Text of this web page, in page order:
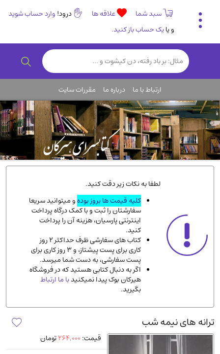
سبد شما علاقه ها درود! وارد حساب شوید
و یایک حساب باز کنید.
تاریخی و فرهنگی
(838)
رمان و داستان ایرانی(307)
روانشناسی(357)
انگلیسی و زبان خارجی(14)
کودکان و نوجوانان(76)
کتب نادر و کمیاب(19)
روانشناسی(112)
طب گیاهی و سنتی(45)
فلسفه و جامعه شناسی(151)
ادبیات و شعر
ادیان و مذاهب
دانشگاهی و آموزشی
اقتصادی، بازاریابی و مالی(56)
پزشکی(140)
کامپیوتر و نرم افزار(13)
ورزشی و تربیت بدنی(34)
ارتباط با ما درباره ما مقررات سایت
لطفا به نکات زیر دقت کنید.
کلیه قیمت ها بروز بودهو میتوانید سریعا
سفارشتان را ثبت و با کمک درگاه پرداخت
اینترنتی پارسیان، هزینه آن را پرداخت
کنید.
کتاب های سفارشی ظرف حداکثر 2 روز
کاری برای پست پیشتاز، و 3 روز کاری برای
پست سفارشی، به دست شما میرسد.
اگر به دنبال کتابی هستید که در فروشگاه
هیرکان بوک پیدا نمیکنیدبا ما ارتباط
بگیرید.
ترانه های نیمه شب
قیمت: 264,000تومان